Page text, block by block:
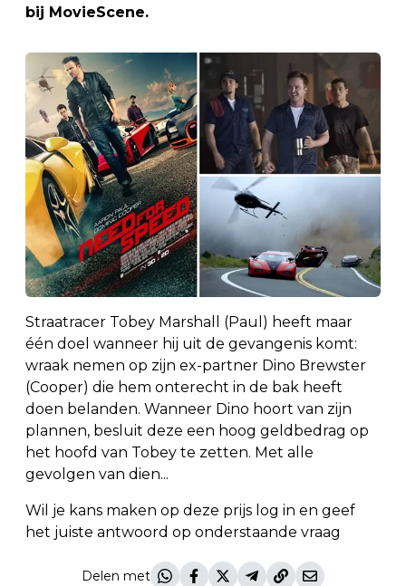
bij MovieScene.
Straatracer Tobey Marshall (Paul) heeft maar
één doel wanneer hij uit de gevangenis komt:
wraak nemen op zijn ex-partner Dino Brewster
(Cooper) die hem onterecht in de bak heeft
doen belanden. Wanneer Dino hoort van zijn
plannen, besluit deze een hoog geldbedrag op
het hoofd van Tobey te zetten. Met alle
gevolgen van dien...
Wil je kans maken op deze prijs log in en geef
het juiste antwoord op onderstaande vraag
Delen met